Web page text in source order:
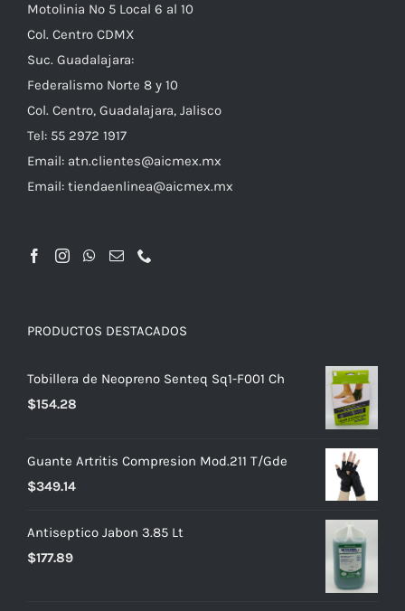
Motolinia No 5 Local 6 al 10
Col. Centro CDMX
Suc. Guadalajara:
Federalismo Norte 8 y 10
Col. Centro, Guadalajara, Jalisco
Tel: 55 2972 1917
Email: atn.clientes@aicmex.mx
Email: tiendaenlinea@aicmex.mx
PRODUCTOS DESTACADOS
Tobillera de Neopreno Senteq Sq1-F001 Ch
$154.28
Guante Artritis Compresion Mod.211 T/Gde
$349.14
Antiseptico Jabon 3.85 Lt
$177.89